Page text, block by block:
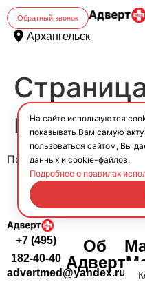
Обратный звонок
Архангельск
найдена.
Похоже, здесь ничего не
+7 (495)
182-40-40
advertmed@yandex.ru
Об
На сайте используются
показывать Вам самую
пользоваться сайтом, Вы
данных и cookie-файлов.
Подробнее о правилах